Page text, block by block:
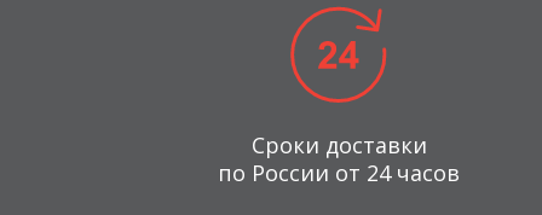
Сроки доставки
по России от 24 часов